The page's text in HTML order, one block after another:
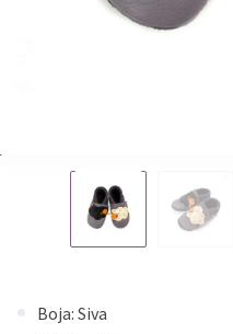
Boja: Siva